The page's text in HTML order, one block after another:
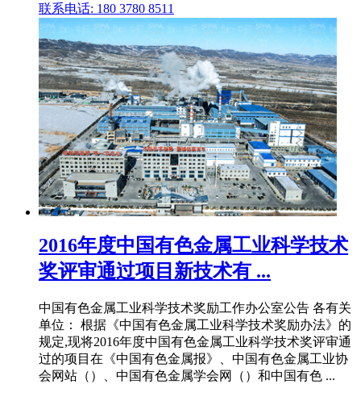
联系电话: 180 3780 8511
2016年度中国有色金属工业科学技术
奖评审通过项目新技术有 ...
中国有色金属工业科学技术奖励工作办公室公告 各有关
单位： 根据《中国有色金属工业科学技术奖励办法》的
规定,现将2016年度中国有色金属工业科学技术奖评审通
过的项目在《中国有色金属报》、中国有色金属工业协
会网站（）、中国有色金属学会网（）和中国有色 ...